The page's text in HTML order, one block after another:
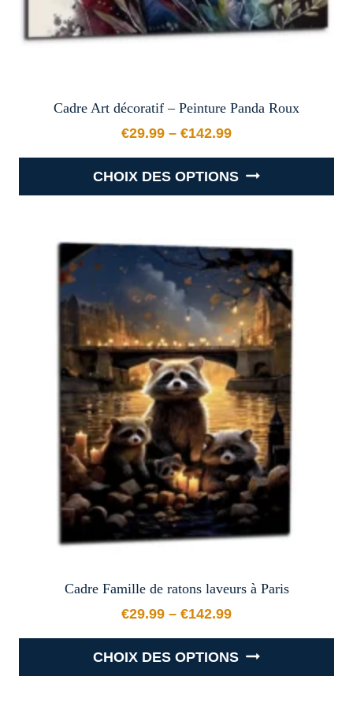
produit
Cadre Art décoratif – Peinture Panda Roux
€29.99 – €142.99
Plage de prix : €29.99 à
CHOIX DES OPTIONS
a
plusieurs
variations.
Les
options
peuvent
être
choisies
sur
page
du
produit
Cadre Famille de ratons laveurs à Paris
€29.99 – €142.99
Plage de prix : €29.99 à
CHOIX DES OPTIONS